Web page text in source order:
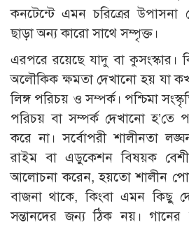
কনটেন্টে এমন চরিত্রের উপাসনা
ছাড়া অন্য কারো সাথে সম্পৃক্ত।
এরপরে রয়েছে যাদু বা কুসংস্কার।
অলৌকিক ক্ষমতা দেখানো হয় যা
লিঙ্গ পরিচয় ও সম্পর্ক। পশ্চিমা
পরিচয় বা সম্পর্ক দেখানো হ’তে
করে না। সর্বোপরী শালীনতা
রাইম বা এডুকেশন বিষয়ক
আলোচনা করেন, হয়তো শালীন
বাজনা থাকে, কিংবা এমন কিছু
সন্তানদের জন্য ঠিক নয়। গানের